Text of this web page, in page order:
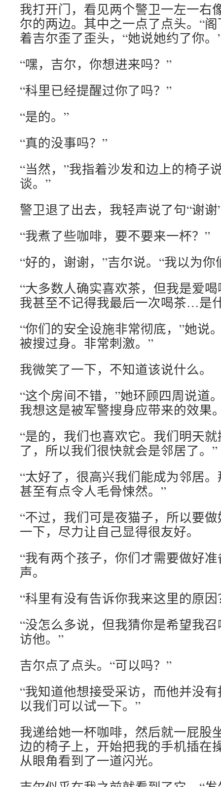
我打开门，看见两个警卫一左一右
尔的两边。其中之一点了点头。“
着吉尔歪了歪头，“她说她约了你。
“嘿，吉尔，你想进来吗？”
“科里已经提醒过你了吗？”
“是的。”
“真的没事吗？”
“当然，”我指着沙发和边上的椅子
谈。”
警卫退了出去，我轻声说了句“谢
“我煮了些咖啡，要不要来一杯？”
“好的，谢谢，”吉尔说。“我以为
“大多数人确实喜欢茶，但我是爱
我甚至不记得我最后一次喝茶…是
“你们的安全设施非常彻底，”她说
被搜过身。非常刺激。”
我微笑了一下，不知道该说什么。
“这个房间不错，”她环顾四周说道
我想这是被军警搜身应带来的效果
“是的，我们也喜欢它。我们明天
了，所以我们很快就会是邻居了。”
“太好了，很高兴我们能成为邻居
甚至有点令人毛骨悚然。”
“不过，我们可是夜猫子，所以要
一下，尽力让自己显得很友好。
“我有两个孩子，你们才需要做好
声。
“科里有没有告诉你我来这里的原因
“没怎么多说，但我猜你是希望我
访他。”
吉尔点了点头。“可以吗？”
“我知道他想接受采访，而他并没
以我们可以试一下。”
我递给她一杯咖啡，然后就一屁股
边的椅子上，开始把我的手机插在
从眼角看到了一道闪光。